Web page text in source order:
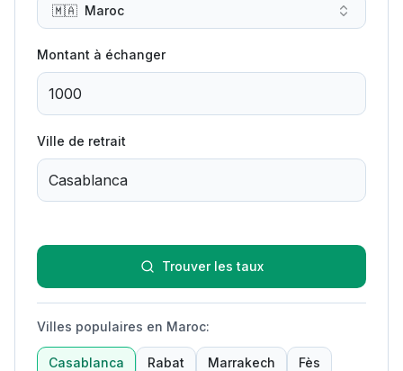
🇲🇦 Maroc
Montant à échanger
Ville de retrait
Trouver les taux
Villes populaires en Maroc:
Casablanca Rabat Marrakech Fès